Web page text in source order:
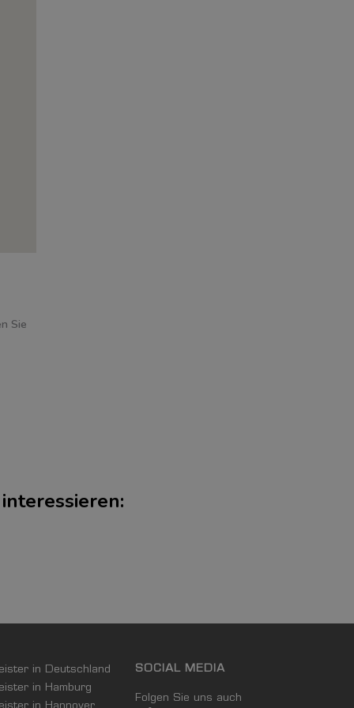
Sie
in Deutschland
in Hamburg
SOCIAL MEDIA
Folgen Sie uns auch